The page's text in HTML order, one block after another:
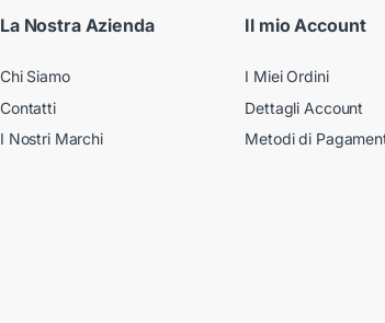
La Nostra Azienda
Chi Siamo
Contatti
I Nostri Marchi
Il mio Account
I Miei Ordini
Dettagli Account
Metodi di